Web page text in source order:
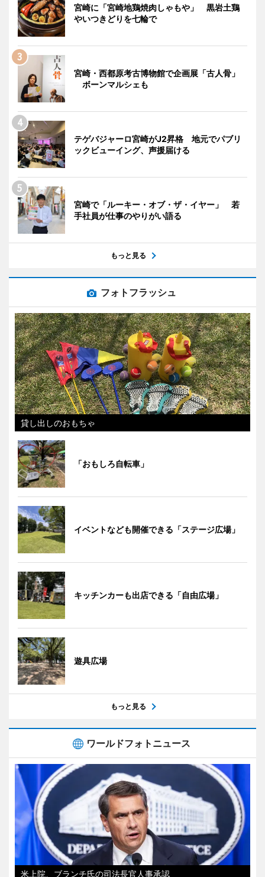
宮崎に「宮崎地鶏焼肉しゃもや」 黒岩土鶏
やいつきどりを七輪で
宮崎・西都原考古博物館で企画展「古人骨」
ボーンマルシェも
テゲバジャーロ宮崎がJ2昇格 地元でパブリ
ックビューイング、声援届ける
宮崎で「ルーキー・オブ・ザ・イヤー」 若
手社員が仕事のやりがい語る
もっと見る
フォトフラッシュ
貸し出しのおもちゃ
「おもしろ自転車」
イベントなども開催できる「ステージ広場」
キッチンカーも出店できる「自由広場」
遊具広場
もっと見る
ワールドフォトニュース
米上院、ブランチ氏の司法長官人事承認